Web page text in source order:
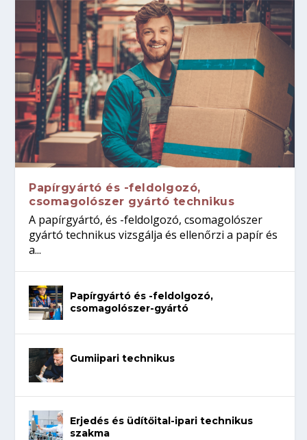
Papírgyártó és -feldolgozó,
csomagolószer gyártó technikus
A papírgyártó, és -feldolgozó, csomagolószer
gyártó technikus vizsgálja és ellenőrzi a papír és
a...
Papírgyártó és -feldolgozó,
csomagolószer-gyártó
Gumiipari technikus
Erjedés és üdítőital-ipari technikus
szakma